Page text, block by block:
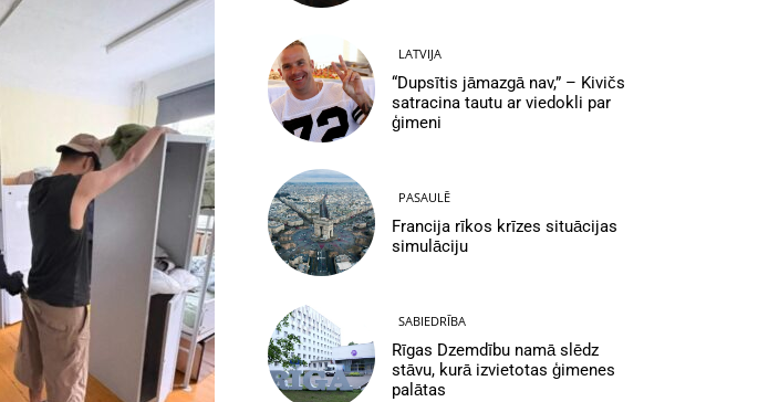
LATVIJA
“Dupsītis jāmazgā nav,” – Kivičs
satracina tautu ar viedokli par
ģimeni
PASAULĒ
Francija rīkos krīzes situācijas
simulāciju
SABIEDRĪBA
Rīgas Dzemdību namā slēdz
stāvu, kurā izvietotas ģimenes
palātas